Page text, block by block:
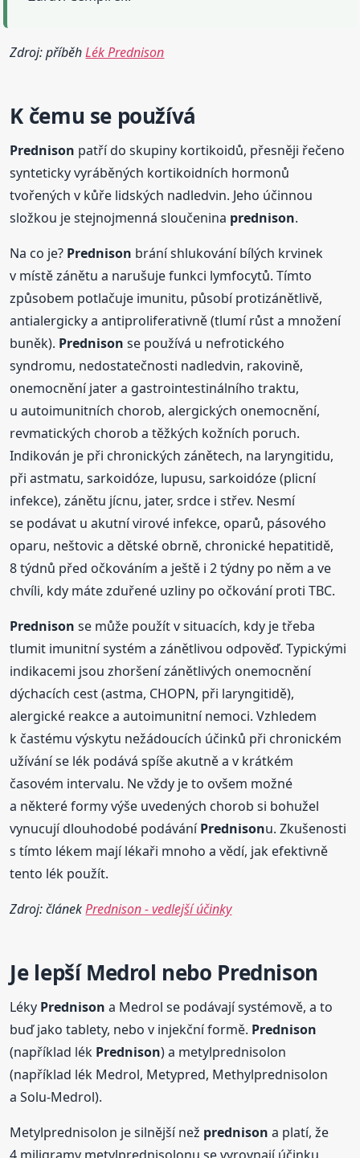
Zdroj: příběhLék Prednison
K čemu se používá
Prednison patří do skupiny kortikoidů, přesněji řečeno
synteticky vyráběných kortikoidních hormonů
tvořených v kůře lidských nadledvin. Jeho účinnou
složkou je stejnojmenná sloučenina prednison.
Na co je? Prednison brání shlukování bílých krvinek
v místě zánětu a narušuje funkci lymfocytů. Tímto
způsobem potlačuje imunitu, působí protizánětlivě,
antialergicky a antiproliferativně (tlumí růst a množení
buněk). Prednison se používá u nefrotického
syndromu, nedostatečnosti nadledvin, rakovině,
onemocnění jater a gastrointestinálního traktu,
u autoimunitních chorob, alergických onemocnění,
revmatických chorob a těžkých kožních poruch.
Indikován je při chronických zánětech, na laryngitidu,
při astmatu, sarkoidóze, lupusu, sarkoidóze (plicní
infekce), zánětu jícnu, jater, srdce i střev. Nesmí
se podávat u akutní virové infekce, oparů, pásového
oparu, neštovic a dětské obrně, chronické hepatitidě,
8 týdnů před očkováním a ještě i 2 týdny po něm a ve
chvíli, kdy máte zduřené uzliny po očkování proti TBC.
Prednison se může použít v situacích, kdy je třeba
tlumit imunitní systém a zánětlivou odpověď. Typickými
indikacemi jsou zhoršení zánětlivých onemocnění
dýchacích cest (astma, CHOPN, při laryngitidě),
alergické reakce a autoimunitní nemoci. Vzhledem
k častému výskytu nežádoucích účinků při chronickém
užívání se lék podává spíše akutně a v krátkém
časovém intervalu. Ne vždy je to ovšem možné
a některé formy výše uvedených chorob si bohužel
vynucují dlouhodobé podáváníPrednisonu. Zkušenosti
s tímto lékem mají lékaři mnoho a vědí, jak efektivně
tento lék použít.
Zdroj: článekPrednison - vedlejší účinky
Je lepší Medrol nebo Prednison
Léky Prednison a Medrol se podávají systémově, a to
buď jako tablety, nebo v injekční formě. Prednison
(například lék Prednison) a metylprednisolon
(například lék Medrol, Metypred, Methylprednisolon
a Solu-Medrol).
Metylprednisolon je silnější než prednison a platí, že